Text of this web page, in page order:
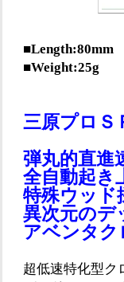
■Length:80mm
■Weight:25g
三原プロＳ
弾丸的直進
全自動起き
特殊ウッド
異次元のデ
アベンタク
超低速特化型ク